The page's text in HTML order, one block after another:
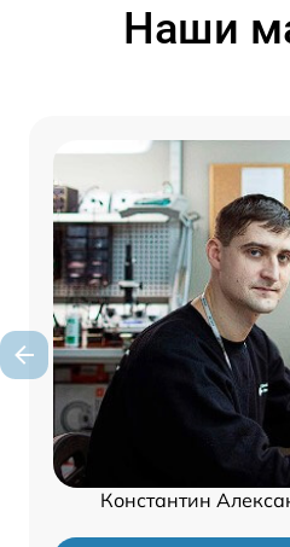
Наши
Константин